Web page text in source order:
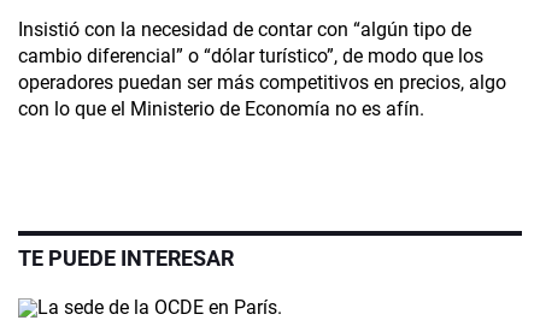
Insistió con la necesidad de contar con “algún tipo de
cambio diferencial” o “dólar turístico”, de modo que los
operadores puedan ser más competitivos en precios, algo
con lo que el Ministerio de Economía no es afín.
TE PUEDE INTERESAR